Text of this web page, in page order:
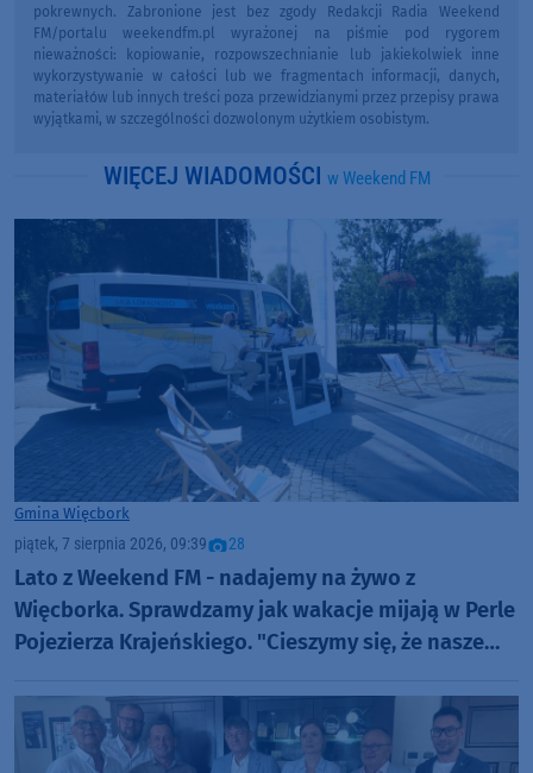
pokrewnych. Zabronione jest bez zgody Redakcji Radia Weekend
FM/portalu weekendfm.pl wyrażonej na piśmie pod rygorem
nieważności: kopiowanie, rozpowszechnianie lub jakiekolwiek inne
wykorzystywanie w całości lub we fragmentach informacji, danych,
materiałów lub innych treści poza przewidzianymi przez przepisy prawa
wyjątkami, w szczególności dozwolonym użytkiem osobistym.
WIĘCEJ WIADOMOŚCI w Weekend FM
Gmina Więcbork
piątek, 7 sierpnia 2026, 09:39 28
Lato z Weekend FM - nadajemy na żywo z
Więcborka. Sprawdzamy jak wakacje mijają w Perle
Pojezierza Krajeńskiego. "Cieszymy się, że nasze
(ROZMOWY, FOTO)